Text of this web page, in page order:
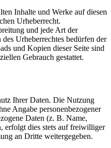
Inhalte und Werke auf diesen
Urheberrecht.
und jede Art der
Urheberrechtes bedürfen der
und Kopien dieser Seite sind
Gebrauch gestattet.
Ihrer Daten. Die Nutzung
Angabe personenbezogener
Daten (z. B. Name,
erfolgt dies stets auf freiwilliger
an Dritte weitergegeben.